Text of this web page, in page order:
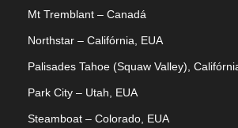
Mt Tremblant – Canadá
Northstar – Califórnia, EUA
Palisades Tahoe (Squaw Valley),
Park City – Utah, EUA
Steamboat – Colorado, EUA